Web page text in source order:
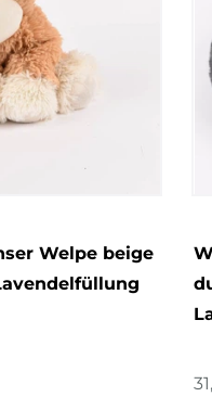
Welpe beige